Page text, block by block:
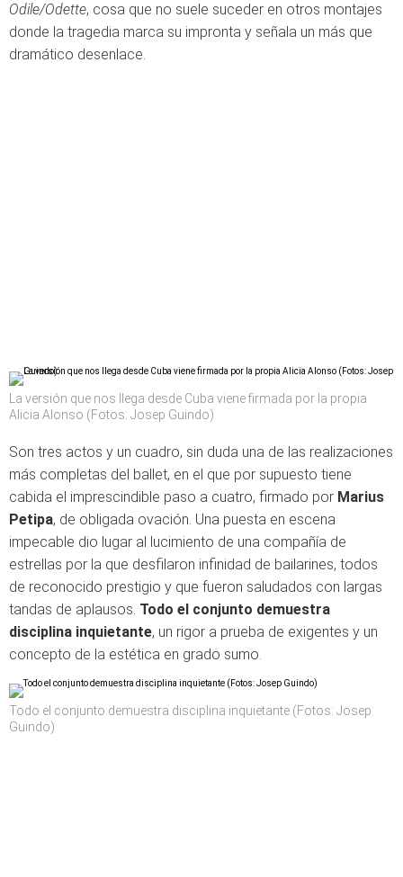
Odile/Odette, cosa que no suele suceder en otros montajes
donde la tragedia marca su impronta y señala un más que
dramático desenlace.
La versión que nos llega desde Cuba viene firmada por la propia
Alicia Alonso (Fotos: Josep Guindo)
Son tres actos y un cuadro, sin duda una de las realizaciones
más completas del ballet, en el que por supuesto tiene
cabida el imprescindible paso a cuatro, firmado por Marius
Petipa, de obligada ovación. Una puesta en escena
impecable dio lugar al lucimiento de una compañía de
estrellas por la que desfilaron infinidad de bailarines, todos
de reconocido prestigio y que fueron saludados con largas
tandas de aplausos. Todo el conjunto demuestra
disciplina inquietante, un rigor a prueba de exigentes y un
concepto de la estética en grado sumo.
Todo el conjunto demuestra disciplina inquietante (Fotos: Josep
Guindo)